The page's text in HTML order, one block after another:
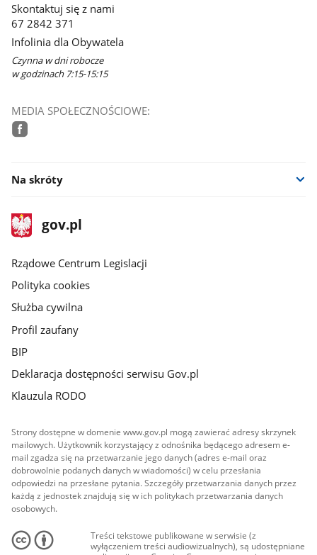
Skontaktuj się z nami
67 2842 371
Infolinia dla Obywatela
Czynna w dni robocze
w godzinach 7:15-15:15
MEDIA SPOŁECZNOŚCIOWE:
Na skróty
stopka
gov.plStrona
gov.pl
Rządowe Centrum Legislacji
Polityka cookies
Służba cywilna
Profil zaufany
BIP
Deklaracja dostępności serwisu Gov.pl
Klauzula RODO
Strony dostępne w domenie www.gov.pl mogą zawierać adresy skrzynek
mailowych. Użytkownik korzystający z odnośnika będącego adresem e-
mail zgadza się na przetwarzanie jego danych (adres e-mail oraz
dobrowolnie podanych danych w wiadomości) w celu przesłania
odpowiedzi na przesłane pytania. Szczegóły przetwarzania danych przez
każdą z jednostek znajdują się w ich politykach przetwarzania danych
osobowych.
Treści tekstowe publikowane w serwisie (z
wyłączeniem treści audiowizualnych), są udostępniane